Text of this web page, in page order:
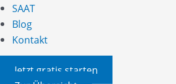
SAAT
Blog
Kontakt
Jetzt gratis starten